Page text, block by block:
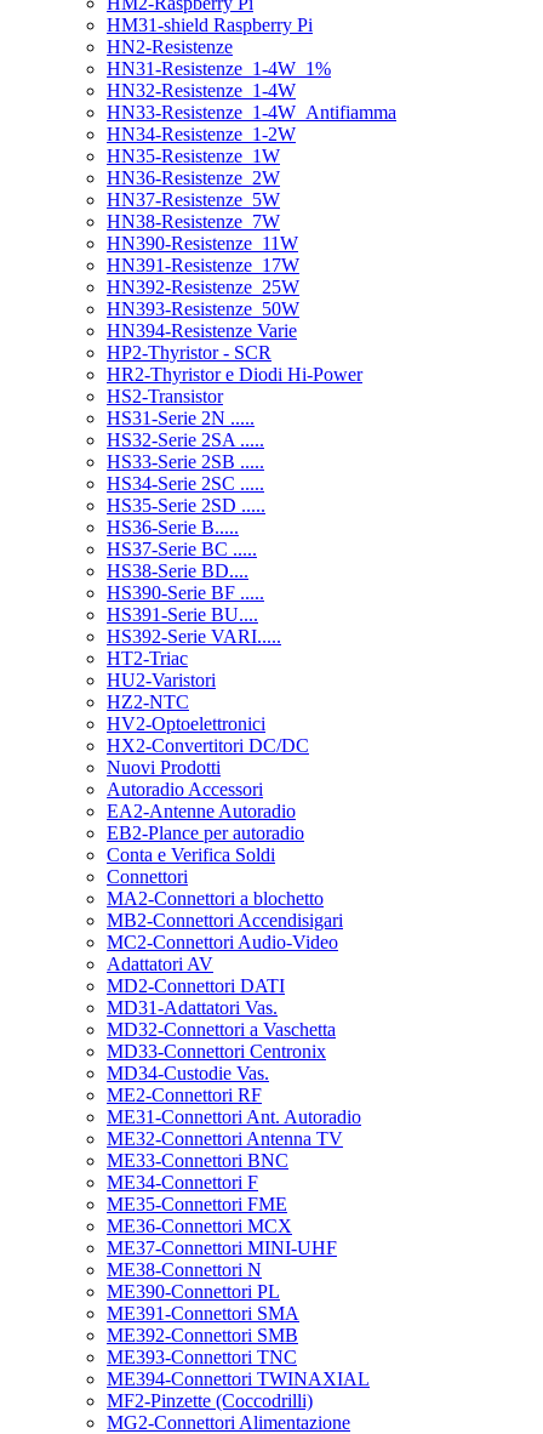
HM31-shield Raspberry Pi
HN2-Resistenze
HN31-Resistenze_1-4W_1%
HN32-Resistenze_1-4W
HN33-Resistenze_1-4W_Antifiamma
HN34-Resistenze_1-2W
HN35-Resistenze_1W
HN36-Resistenze_2W
HN37-Resistenze_5W
HN38-Resistenze_7W
HN390-Resistenze_11W
HN391-Resistenze_17W
HN392-Resistenze_25W
HN393-Resistenze_50W
HN394-Resistenze Varie
HP2-Thyristor - SCR
HR2-Thyristor e Diodi Hi-Power
HS2-Transistor
HS31-Serie 2N .....
HS32-Serie 2SA .....
HS33-Serie 2SB .....
HS34-Serie 2SC .....
HS35-Serie 2SD .....
HS36-Serie B.....
HS37-Serie BC .....
HS38-Serie BD....
HS390-Serie BF .....
HS391-Serie BU....
HS392-Serie VARI.....
HT2-Triac
HU2-Varistori
HZ2-NTC
HV2-Optoelettronici
HX2-Convertitori DC/DC
Nuovi Prodotti
Autoradio Accessori
EA2-Antenne Autoradio
EB2-Plance per autoradio
Conta e Verifica Soldi
Connettori
MA2-Connettori a blochetto
MB2-Connettori Accendisigari
MC2-Connettori Audio-Video
Adattatori AV
MD2-Connettori DATI
MD31-Adattatori Vas.
MD32-Connettori a Vaschetta
MD33-Connettori Centronix
MD34-Custodie Vas.
ME2-Connettori RF
ME31-Connettori Ant. Autoradio
ME32-Connettori Antenna TV
ME33-Connettori BNC
ME34-Connettori F
ME35-Connettori FME
ME36-Connettori MCX
ME37-Connettori MINI-UHF
ME38-Connettori N
ME390-Connettori PL
ME391-Connettori SMA
ME392-Connettori SMB
ME393-Connettori TNC
ME394-Connettori TWINAXIAL
MF2-Pinzette (Coccodrilli)
MG2-Connettori Alimentazione